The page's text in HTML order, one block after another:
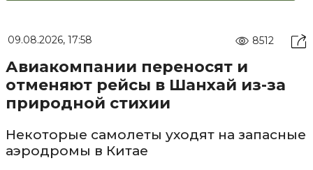
09.08.2026, 17:58 8512
Авиакомпании переносят и
отменяют рейсы в Шанхай из-за
природной стихии
Некоторые самолеты уходят на запасные
аэродромы в Китае